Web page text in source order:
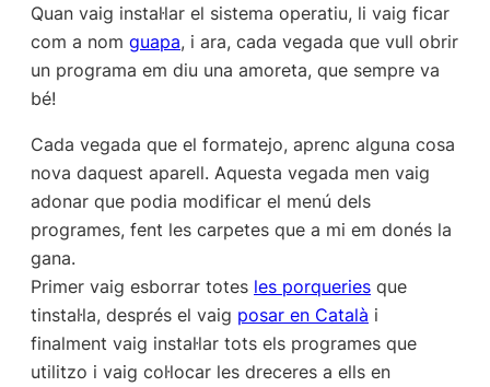
Quan vaig instal·lar el sistema operatiu, li vaig ficar
com a nom  guapa, i ara, cada vegada que vull obrir
un programa em diu una amoreta, que sempre va
bé!
Cada vegada que el formatejo, aprenc alguna cosa
nova daquest aparell. Aquesta vegada men vaig
adonar que podia modificar el menú dels
programes, fent les carpetes que a mi em donés la
gana.
Primer vaig esborrar totes les porqueries que
tinstal·la, després el vaig posar en Català i
finalment vaig instal·lar tots els programes que
utilitzo i vaig col·locar les dreceres a ells en